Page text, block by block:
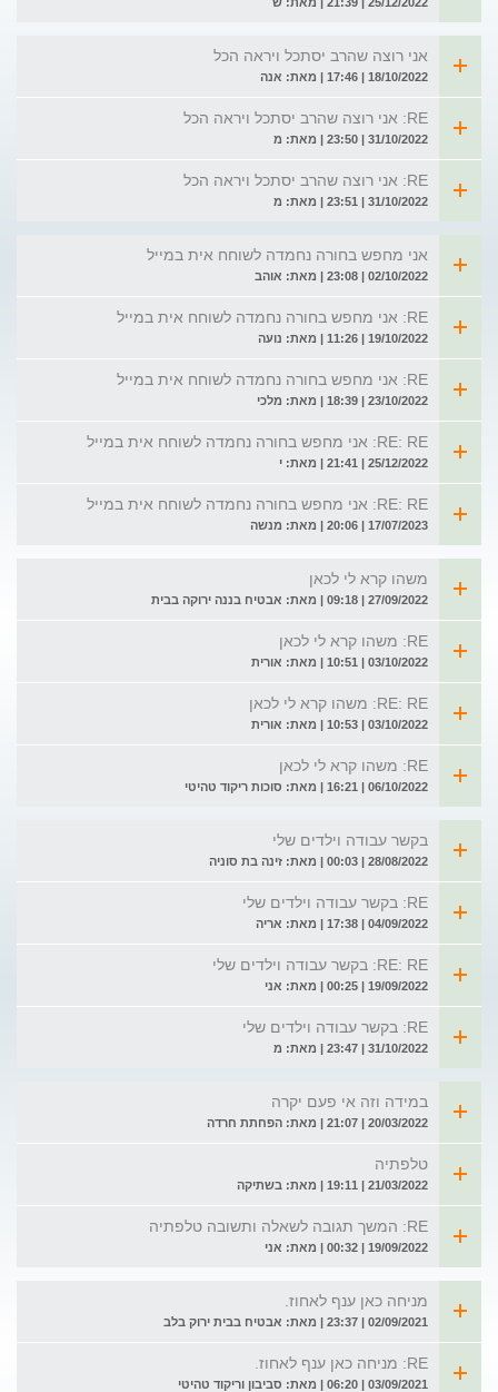
אני רוצה שהרב יסתכל ויראה הכל
18/10/2022 | 17:46 | מאת: אנה
RE: אני רוצה שהרב יסתכל ויראה הכל
31/10/2022 | 23:50 | מאת: מ
RE: אני רוצה שהרב יסתכל ויראה הכל
31/10/2022 | 23:51 | מאת: מ
אני מחפש בחורה נחמדה לשוחח אית במייל
02/10/2022 | 23:08 | מאת: אוהב
RE: אני מחפש בחורה נחמדה לשוחח אית במייל
19/10/2022 | 11:26 | מאת: נועה
RE: אני מחפש בחורה נחמדה לשוחח אית במייל
23/10/2022 | 18:39 | מאת: מלכי
RE: RE: אני מחפש בחורה נחמדה לשוחח אית במייל
25/12/2022 | 21:41 | מאת: י
RE: RE: אני מחפש בחורה נחמדה לשוחח אית במייל
17/07/2023 | 20:06 | מאת: מנשה
משהו קרא לי לכאן
27/09/2022 | 09:18 | מאת: אבטיח בננה ירוקה בבית
RE: משהו קרא לי לכאן
03/10/2022 | 10:51 | מאת: אורית
RE: RE: משהו קרא לי לכאן
03/10/2022 | 10:53 | מאת: אורית
RE: משהו קרא לי לכאן
06/10/2022 | 16:21 | מאת: סוכות ריקוד טהיטי
בקשר עבודה וילדים שלי
28/08/2022 | 00:03 | מאת: זינה בת סוניה
RE: בקשר עבודה וילדים שלי
04/09/2022 | 17:38 | מאת: אריה
RE: RE: בקשר עבודה וילדים שלי
19/09/2022 | 00:25 | מאת: אני
RE: בקשר עבודה וילדים שלי
31/10/2022 | 23:47 | מאת: מ
במידה וזה אי פעם יקרה
20/03/2022 | 21:07 | מאת: הפחתת חרדה
טלפתיה
21/03/2022 | 19:11 | מאת: בשתיקה
RE: המשך תגובה לשאלה ותשובה טלפתיה
19/09/2022 | 00:32 | מאת: אני
מניחה כאן ענף לאחוז.
02/09/2021 | 23:37 | מאת: אבטיח בבית ירוק בלב
RE: מניחה כאן ענף לאחוז.
03/09/2021 | 06:20 | מאת: סביבון וריקוד טהיטי